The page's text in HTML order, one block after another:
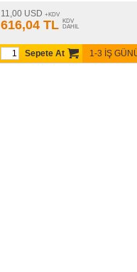
11,00 USD +KDV
616,04 TL
KDV
DAHIL
1-3 İŞ
Sepete At